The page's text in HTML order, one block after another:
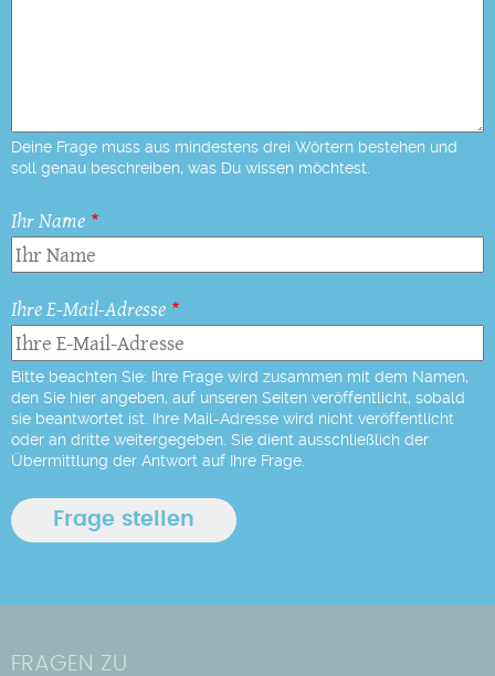
Deine Frage muss aus mindestens drei Wörtern bestehen und
soll genau beschreiben, was Du wissen möchtest.
Ihr Name
Ihre E-Mail-Adresse
Bitte beachten Sie: Ihre Frage wird zusammen mit dem Namen,
den Sie hier angeben, auf unseren Seiten veröffentlicht, sobald
sie beantwortet ist. Ihre Mail-Adresse wird nicht veröffentlicht
oder an dritte weitergegeben. Sie dient ausschließlich der
Übermittlung der Antwort auf Ihre Frage.
FRAGEN ZU